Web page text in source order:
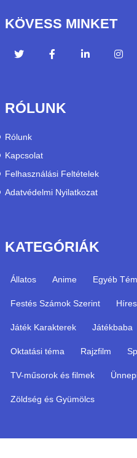
KÖVESS MINKET
RÓLUNK
Rólunk
Kapcsolat
Felhasználási Feltételek
Adatvédelmi Nyilatkozat
KATEGÓRIÁK
Állatos Anime Egyéb
Festés Számok Szerint
Játék Karakterek Játékbaba
Oktatási téma Rajzfilm
TV-műsorok és filmek
Zöldség és Gyümölcs